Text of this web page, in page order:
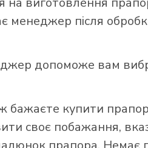
менеджер після
допоможе вам
бажаєте купити
своє побажання,